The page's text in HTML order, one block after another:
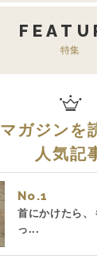
特集
マガジンを
人気記
No.
首にかけたら、
っ...